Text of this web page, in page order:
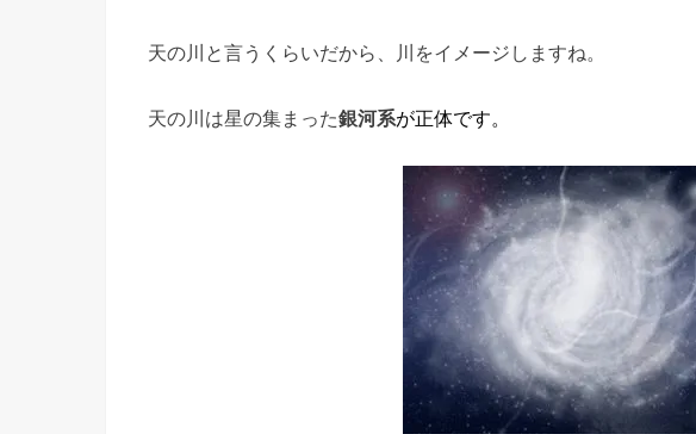
天の川と言うくらいだから、川をイメージしますね。
天の川は星の集まった銀河系が正体です。